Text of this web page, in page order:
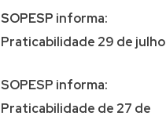
SOPESP informa:
Praticabilidade 29 de julho
SOPESP informa:
Praticabilidade de 27 de